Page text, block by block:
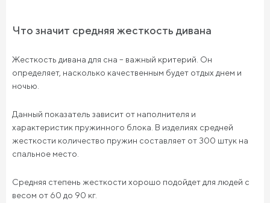
Что значит средняя жесткость дивана
Жесткость дивана для сна – важный критерий. Он
определяет, насколько качественным будет отдых днем и
ночью.
Данный показатель зависит от наполнителя и
характеристик пружинного блока. В изделиях средней
жесткости количество пружин составляет от 300 штук на
спальное место.
Средняя степень жесткости хорошо подойдет для людей с
весом от 60 до 90 кг.